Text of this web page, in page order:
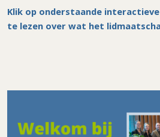
Klik op onderstaande
te lezen over wat het